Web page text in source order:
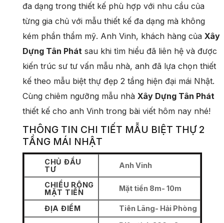
đa dạng trong thiết kế phù hợp với nhu cầu của
từng gia chủ với mẫu thiết kế đa dạng mà không
kém phần thẩm mỹ. Anh Vinh, khách hàng của Xây
Dựng Tân Phát sau khi tìm hiểu đã liên hệ và được
kiến trúc sư tư vấn mẫu nhà, anh đã lựa chọn thiết
kế theo mẫu biệt thự đẹp 2 tầng hiện đại mái Nhật.
Cùng chiêm ngưỡng mẫu nhà Xây Dựng Tân Phát
thiết kế cho anh Vinh trong bài viết hôm nay nhé!
THÔNG TIN CHI TIẾT MẪU BIỆT THỰ 2
TẦNG MÁI NHẬT
CHỦ ĐẦU
TƯ
Anh Vinh
CHIỀU RỘNG
MẶT TIỀN
Mặt tiền 8m- 10m
ĐỊA ĐIỂM Tiên Lãng- Hải Phòng